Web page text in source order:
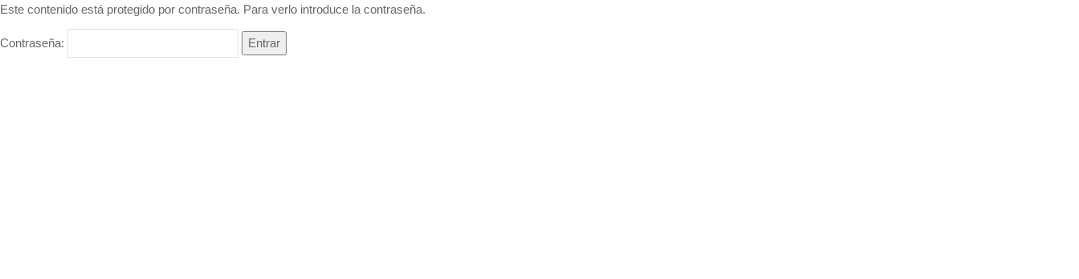
Este contenido está protegido por contraseña. Para verlo introduce la contraseña.
Contraseña: